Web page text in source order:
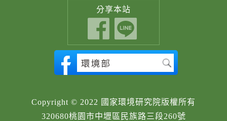
分享本站
Copyright © 2022 國家環境研究院版權所有
320680桃園市中壢區民族路三段260號